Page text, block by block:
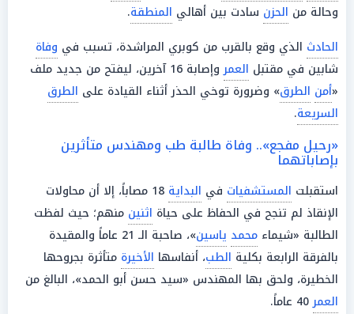
وحالة من الحزن سادت بين أهالي المنطقة.
الحادث الذي وقع بالقرب من كوبري المراشدة، تسبب في وفاة
شابين في مقتبل العمر
وإصابة 16 آخرين، ليفتح من جديد ملف
«أمن الطرق» وضرورة توخي الحذر أثناء القيادة على الطرق
السريعة.
«رحيل مفجع».. وفاة طالبة طب ومهندس متأثرين
بإصاباتهما
استقبلت المستشفيات في البداية
18 مصاباً، إلا أن محاولات
الإنقاذ لم تنجح في الحفاظ على حياة اثنين منهم؛ حيث لفظت
الطالبة «شيماء محمد ياسين
»، صاحبة الـ 21 عاماً والمقيدة
بالفرقة الرابعة بكلية الطب، أنفاسها الأخيرة متأثرة بجروحها
الخطيرة، ولحق بها المهندس «سيد حسن أبو الحمد»، البالغ من
العمر40 عاماً.